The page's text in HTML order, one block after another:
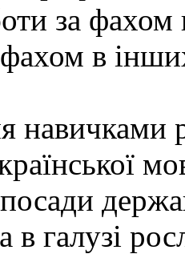
за
в
навичками
посади
в галузі